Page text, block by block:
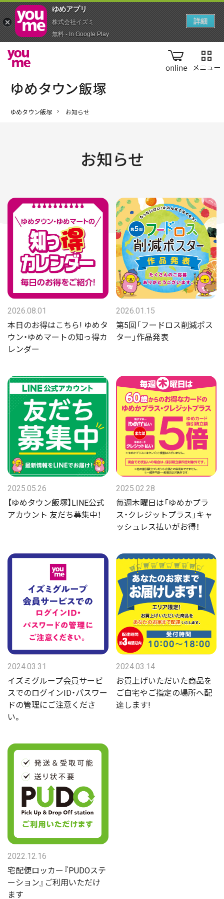
online
ゆめタウン飯塚 お知らせ
お知らせ
2026.08.01
本日のお得はこちら! ゆめタ
ウン・ゆめマートの知っ得カ
レンダー
2026.01.15
第5回「フードロス削減ポス
ター」作品発表
2025.05.26
【ゆめタウン飯塚】LINE公式
アカウント 友だち募集中！
2025.02.28
毎週木曜日は「ゆめかプラ
ス・クレジットプラス」キャ
ッシュレス払いがお得！
2024.03.31
イズミグループ会員サービ
スでのログインID・パスワー
ドの管理にご注意くださ
い。
2024.03.14
お買上げいただいた商品を
ご自宅やご指定の場所へ配
達します!
2022.12.16
宅配便ロッカー『PUDOステ
ーション』ご利用いただけ
ます
ゆめアプ‪リ‬
株式会社イズミ
無料 - In Google Play
詳細